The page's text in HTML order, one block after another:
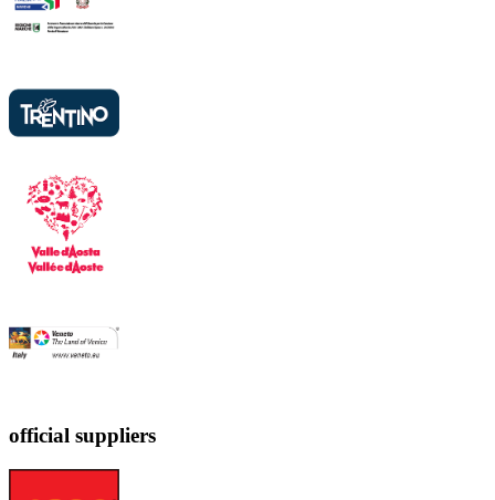
official suppliers